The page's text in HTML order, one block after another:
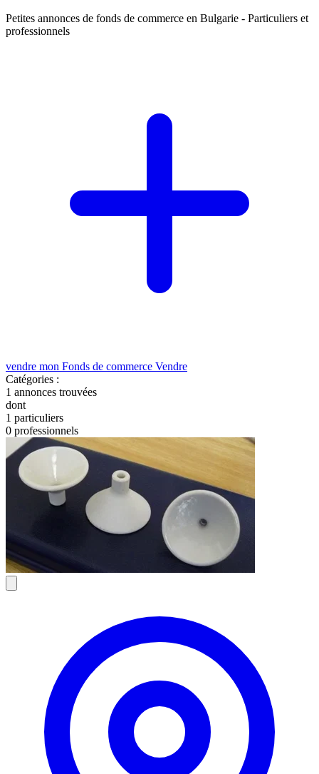
Petites annonces de fonds de commerce en Bulgarie - Particuliers et
professionnels
vendre mon Fonds de commerce Vendre
Catégories :
1 annonces trouvées
dont
1 particuliers
0 professionnels